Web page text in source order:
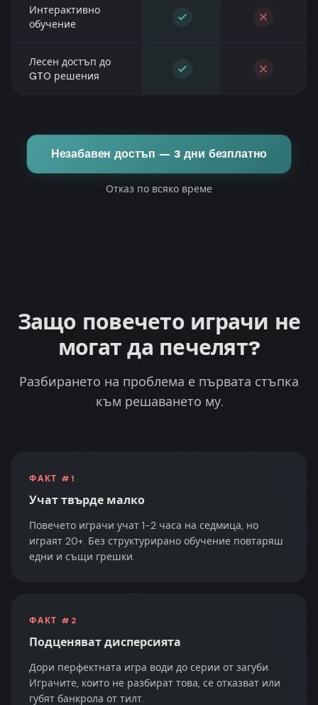
Интерактивно
обучение
Лесен достъп до
GTO решения
Незабавен достъп — 3 дни безплатно
Отказ по всяко време
Защо повечето играчи не
могат да печелят?
Разбирането на проблема е първата стъпка
към решаването му.
ФАКТ #1
Учат твърде малко
Повечето играчи учат 1-2 часа на седмица, но
играят 20+. Без структурирано обучение повтаряш
едни и същи грешки.
ФАКТ # 2
Подценяват дисперсията
Дори перфектната игра води до серии от загуби.
Играчите, които не разбират това, се отказват или
губят банкрола от тилт.